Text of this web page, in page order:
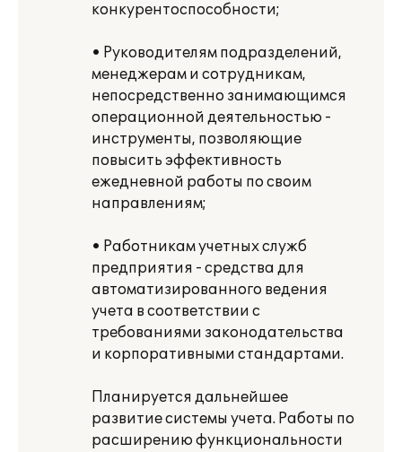
конкурентоспособности;
• Руководителям подразделений,
менеджерам и сотрудникам,
непосредственно занимающимся
операционной деятельностью -
инструменты, позволяющие
повысить эффективность
ежедневной работы по своим
направлениям;
• Работникам учетных служб
предприятия - средства для
автоматизированного ведения
учета в соответствии с
требованиями законодательства
и корпоративными стандартами.
Планируется дальнейшее
развитие системы учета. Работы по
расширению функциональности